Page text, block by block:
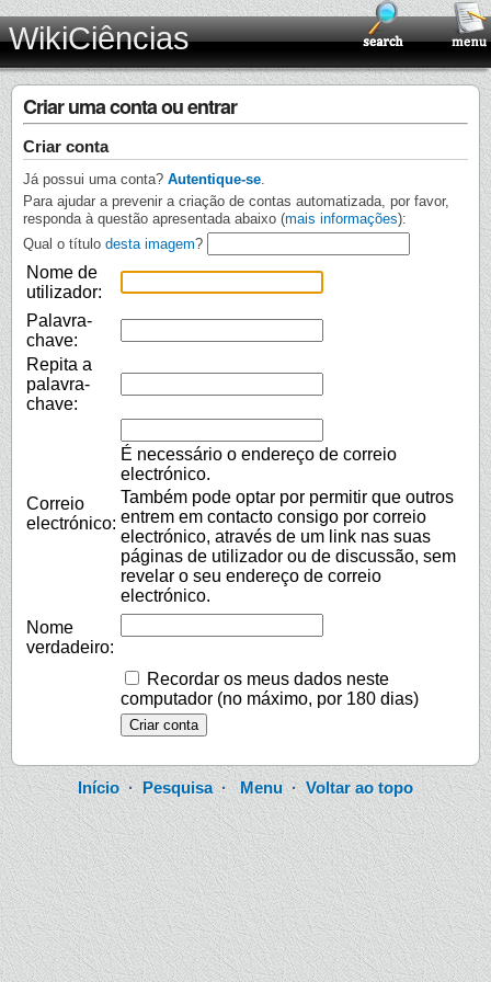
WikiCiências
Criar uma conta ou entrar
Criar conta
Já possui uma conta? Autentique-se
Para ajudar a prevenir a criação de contas automatizada, por favor,
responda à questão apresentada abaixo (mais informações):
Qual o título desta imagem?
Nome de
utilizador:
Palavra-
chave:
Repita a
palavra-
chave:
Correio
electrónico:
É necessário o endereço de correio
electrónico.
Também pode optar por permitir que outros
entrem em contacto consigo por correio
electrónico, através de um link nas suas
páginas de utilizador ou de discussão, sem
revelar o seu endereço de correio
electrónico.
Nome
verdadeiro:
Recordar os meus dados neste
computador (no máximo, por 180 dias)
Início·Pesquisa· Menu· Voltar ao topo